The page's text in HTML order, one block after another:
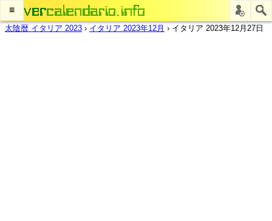
≡
太陰暦 イタリア 2023 › イタリア 2023年12月 › イタリア 2023年12月27日